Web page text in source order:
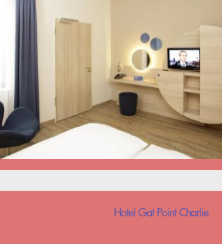
Hotel Gat Point Charlie